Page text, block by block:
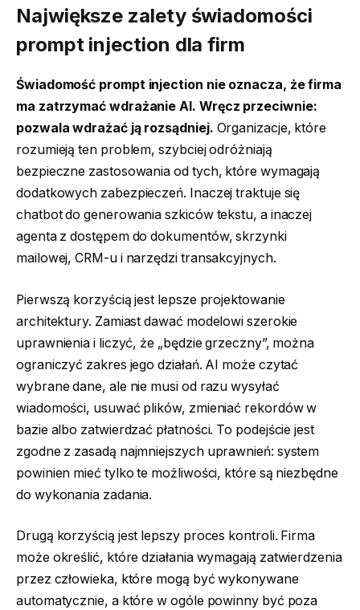
Największe zalety świadomości
prompt injection dla firm
Świadomość prompt injection nie oznacza, że firma
ma zatrzymać wdrażanie AI. Wręcz przeciwnie:
pozwala wdrażać ją rozsądniej. Organizacje, które
rozumieją ten problem, szybciej odróżniają
bezpieczne zastosowania od tych, które wymagają
dodatkowych zabezpieczeń. Inaczej traktuje się
chatbot do generowania szkiców tekstu, a inaczej
agenta z dostępem do dokumentów, skrzynki
mailowej, CRM-u i narzędzi transakcyjnych.
Pierwszą korzyścią jest lepsze projektowanie
architektury. Zamiast dawać modelowi szerokie
uprawnienia i liczyć, że „będzie grzeczny”, można
ograniczyć zakres jego działań. AI może czytać
wybrane dane, ale nie musi od razu wysyłać
wiadomości, usuwać plików, zmieniać rekordów w
bazie albo zatwierdzać płatności. To podejście jest
zgodne z zasadą najmniejszych uprawnień: system
powinien mieć tylko te możliwości, które są niezbędne
do wykonania zadania.
Drugą korzyścią jest lepszy proces kontroli. Firma
może określić, które działania wymagają zatwierdzenia
przez człowieka, które mogą być wykonywane
automatycznie, a które w ogóle powinny być poza